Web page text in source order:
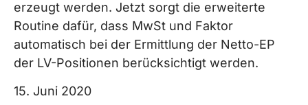
erzeugt werden. Jetzt sorgt die erweiterte
Routine dafür, dass MwSt und Faktor
automatisch bei der Ermittlung der Netto-EP
der LV-Positionen berücksichtigt werden.
15. Juni 2020